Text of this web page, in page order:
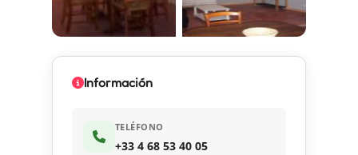
Información
TELÉFONO
+33 4 68 53 40 05